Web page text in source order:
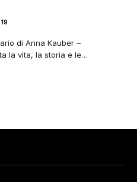
di Anna Kauber –
la vita, la storia e le…